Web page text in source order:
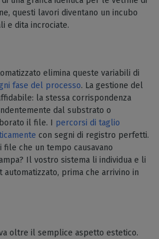
questi lavori diventano un incubo
e dita incrociate.
elimina queste variabili di
fase del processo. La gestione del
la stessa corrispondenza
dal substrato o
il file. I percorsi di taglio
con segni di registro perfetti.
che un tempo causavano
Il vostro sistema li individua e li
prima che arrivino in
oltre il semplice aspetto estetico.